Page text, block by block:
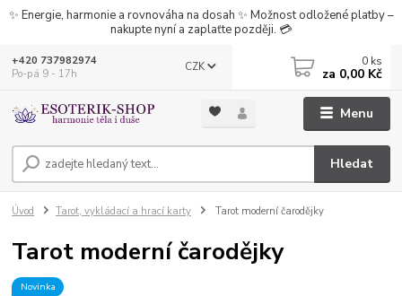
✨ Energie, harmonie a rovnováha na dosah ✨ Možnost odložené platby –
nakupte nyní a zaplaťte později. 💳
Menu
CZK
Hledat
+420 737982974
Po-pá 9 - 17h
0 ks
za 0,00 Kč
Úvod Tarot, vykládací a hrací karty Tarot moderní čarodějky
Tarot moderní čarodějky
Novinka